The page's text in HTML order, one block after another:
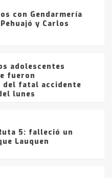
con Gendarmería
y Carlos
adolescentes
fueron
fatal accidente
lunes
5: falleció un
Lauquen